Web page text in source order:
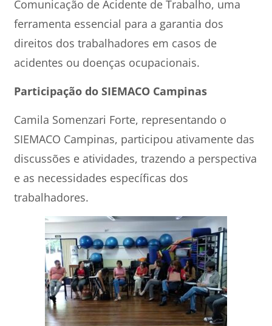
Comunicação de Acidente de Trabalho, uma
ferramenta essencial para a garantia dos
direitos dos trabalhadores em casos de
acidentes ou doenças ocupacionais.
Participação do SIEMACO Campinas
Camila Somenzari Forte, representando o
SIEMACO Campinas, participou ativamente das
discussões e atividades, trazendo a perspectiva
e as necessidades específicas dos
trabalhadores.